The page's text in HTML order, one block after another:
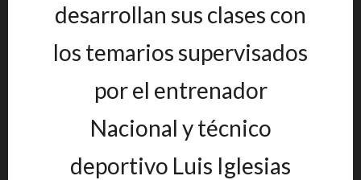
desarrollan sus clases con
los temarios supervisados
por el entrenador
Nacional y técnico
deportivo Luis Iglesias